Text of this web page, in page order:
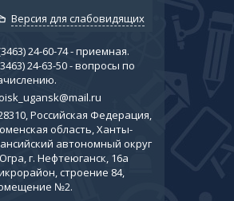
Версия для слабовидящих
24-60-74 - приемная.
24-63-50 - вопросы по
Российская Федерация,
область, Ханты-
автономный округ
г. Нефтеюганск, 16а
строение 84,
№2.